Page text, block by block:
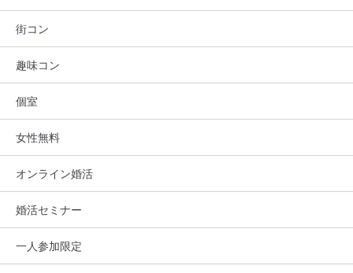
街コン
趣味コン
個室
女性無料
オンライン婚活
婚活セミナー
一人参加限定